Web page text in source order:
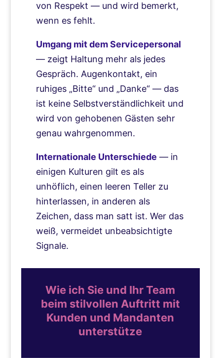
von Respekt — und wird bemerkt,
wenn es fehlt.
Umgang mit dem Servicepersonal
— zeigt Haltung mehr als jedes
Gespräch. Augenkontakt, ein
ruhiges „Bitte“ und „Danke“ — das
ist keine Selbstverständlichkeit und
wird von gehobenen Gästen sehr
genau wahrgenommen.
Internationale Unterschiede — in
einigen Kulturen gilt es als
unhöflich, einen leeren Teller zu
hinterlassen, in anderen als
Zeichen, dass man satt ist. Wer das
weiß, vermeidet unbeabsichtigte
Signale.
Wie ich Sie und Ihr Team
beim stilvollen Auftritt mit
Kunden und Mandanten
unterstütze